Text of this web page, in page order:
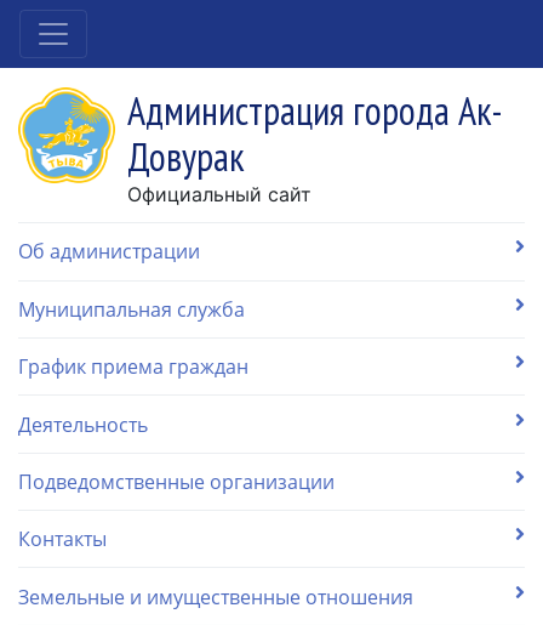
Администрация города Ак-
Довурак
Официальный сайт
Об администрации
Муниципальная служба
График приема граждан
Деятельность
Подведомственные организации
Контакты
Земельные и имущественные отношения